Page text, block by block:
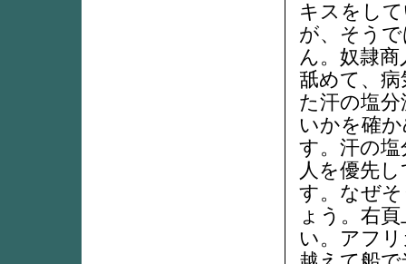
キスをし
が、そう
ん。奴隷
舐めて、
た汗の塩
いかを確
す。汗の
人を優先
す。なぜ
ょう。右
い。アフ